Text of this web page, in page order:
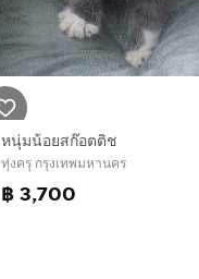
หนุ่มน้อยสก๊อตติช
ทุ่งครุ กรุงเทพมหานคร
฿ 3,700